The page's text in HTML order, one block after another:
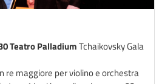
Teatro PalladiumTchaikovsky Gala
re maggiore per violino e orchestra